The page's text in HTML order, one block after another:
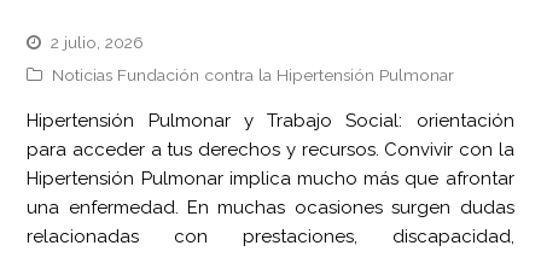
2 julio, 2026
Noticias Fundación contra la Hipertensión Pulmonar
Hipertensión Pulmonar y Trabajo Social: orientación
para acceder a tus derechos y recursos. Convivir con la
Hipertensión Pulmonar implica mucho más que afrontar
una enfermedad. En muchas ocasiones surgen dudas
relacionadas con prestaciones, discapacidad,